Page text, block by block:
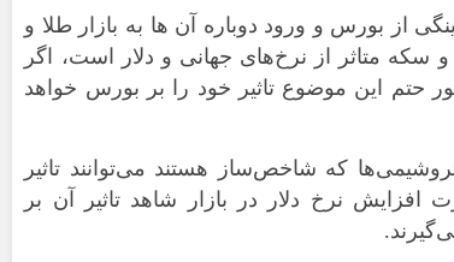
سمنان
سیستان و بلوچستان
فارس
قم
کردستان
از بورس و ورود دوباره آن ها به بازار طلا و
متاثر از نرخ‌های جهانی و دلار است، اگر
حتم این موضوع تاثیر خود را بر بورس خواهد
که شاخص‌ساز هستند می‌توانند تاثیر
نرخ دلار در بازار شاهد تاثیر آن بر